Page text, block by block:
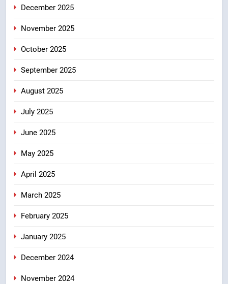
8
December 2025
November 2025
October 2025
September 2025
August 2025
July 2025
June 2025
May 2025
April 2025
March 2025
February 2025
January 2025
December 2024
November 2024